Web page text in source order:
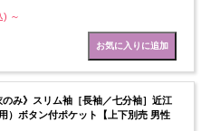
) ～
み》スリム袖［長袖／七分袖］近江
）ボタン付ポケット【上下別売 男性